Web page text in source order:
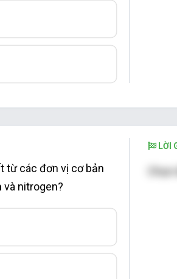
từ các đơn vị cơ bản
và nitrogen?
LỜI
Chọn